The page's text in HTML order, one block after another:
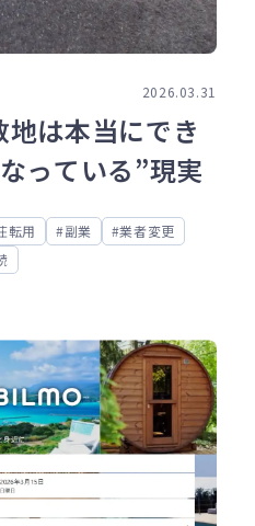
2026.03.31
地は本当にでき
っている”現実
転用 副業
業者変更